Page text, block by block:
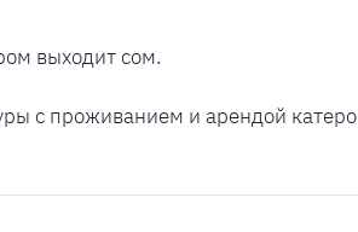
выходит сом.
с проживанием и арендой